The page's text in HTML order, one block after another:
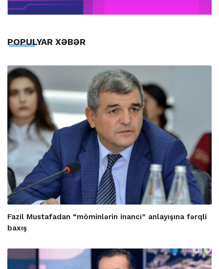
POPULYAR XƏBƏR
Fazil Mustafadan “möminlərin inancı” anlayışına fərqli
baxış